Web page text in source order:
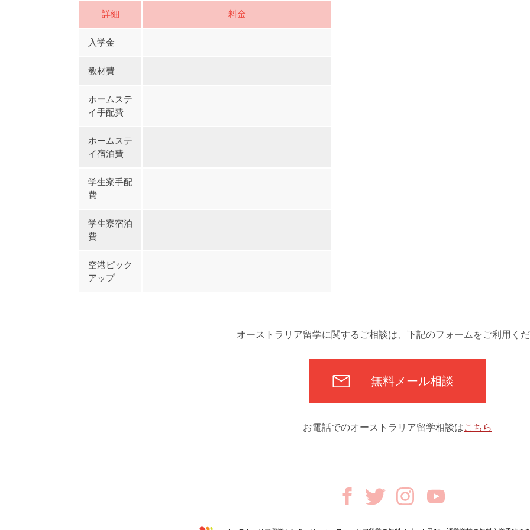
詳細 料金
入学金
教材費
ホームステ
イ手配費
ホームステ
イ宿泊費
学生寮手配
費
学生寮宿泊
費
空港ピック
アップ
オーストラリア留学に関するご相談は、下記のフォームをご利用く
無料メール相談
お電話でのオーストラリア留学相談はこちら